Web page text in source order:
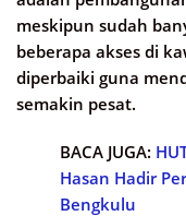
meskipun sudah
beberapa akses di
diperbaiki guna
semakin pesat.
BACA JUGA:
Hasan Hadir
Bengkulu